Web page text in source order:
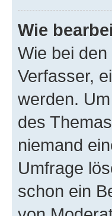
Wie
Wie bei
Verfasser,
werden.
des
niemand
Umfrage
schon ein